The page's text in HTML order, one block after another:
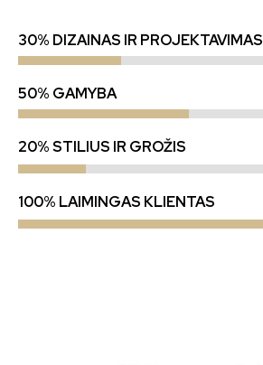
30% DIZAINAS IR PROJEKTAVIMAS
50% GAMYBA
20% STILIUS IR GROŽIS
100% LAIMINGAS KLIENTAS